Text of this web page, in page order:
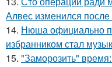
Алвес изменился
14. Нюша официально
избранником стал
15. "Заморозить"